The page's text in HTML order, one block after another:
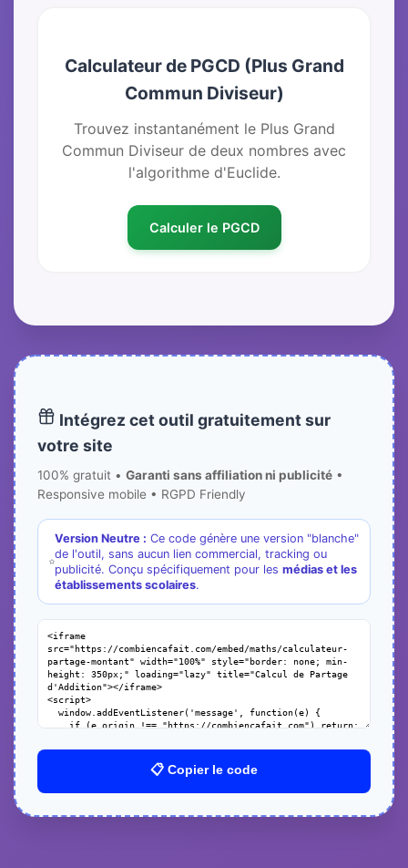
Calculateur de PGCD (Plus Grand
Commun Diviseur)
Trouvez instantanément le Plus Grand
Commun Diviseur de deux nombres avec
l'algorithme d'Euclide.
Calculer le PGCD
Intégrez cet outil gratuitement sur
votre site
100% gratuit • Garanti sans affiliation ni publicité •
Responsive mobile • RGPD Friendly
Version Neutre : Ce code génère une version "blanche"
de l'outil, sans aucun lien commercial, tracking ou
publicité. Conçu spécifiquement pour les médias et les
établissements scolaires.
📋 Copier le code